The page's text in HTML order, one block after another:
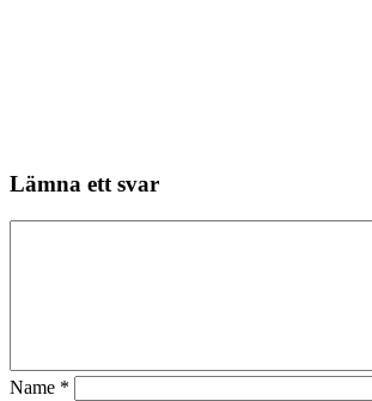
Lämna ett svar
Name *